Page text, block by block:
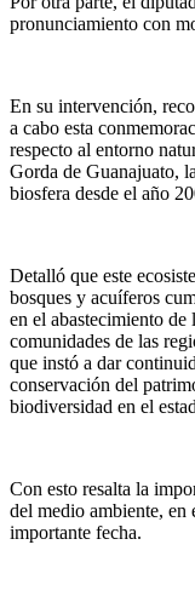
pronunciamiento con
En su intervención,
a cabo esta
respecto al entorno
Gorda de Guanajuato,
biosfera desde el año
Detalló que este
bosques y acuíferos
en el abastecimiento de
comunidades de las
que instó a dar
conservación del
biodiversidad en el
Con esto resalta la
del medio ambiente, en
importante fecha.